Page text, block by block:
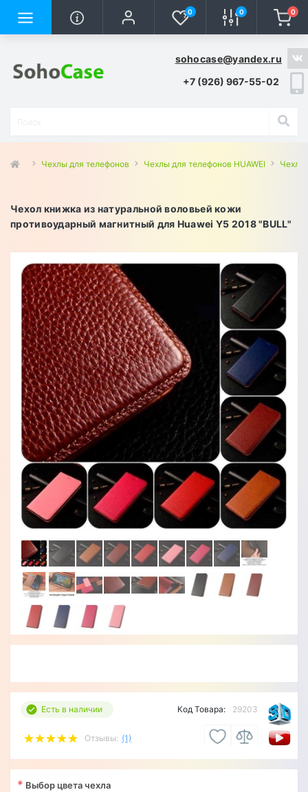
0 0 0
sohocase@yandex.ru
+7 (926) 967-55-02
Чехлы для телефонов Чехлы для телефонов HUAWEI Чехлы
Чехол книжка из натуральной воловьей кожи
противоударный магнитный для Huawei Y5 2018 "BULL"
Есть в наличии
Отзывы: (1)
Код Товара: 29203
* Выбор цвета чехла